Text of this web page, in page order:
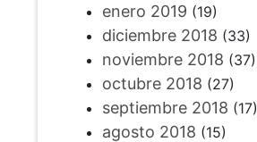
enero 2019 (19)
diciembre 2018 (33)
noviembre 2018 (37)
octubre 2018 (27)
septiembre 2018 (17)
agosto 2018 (15)